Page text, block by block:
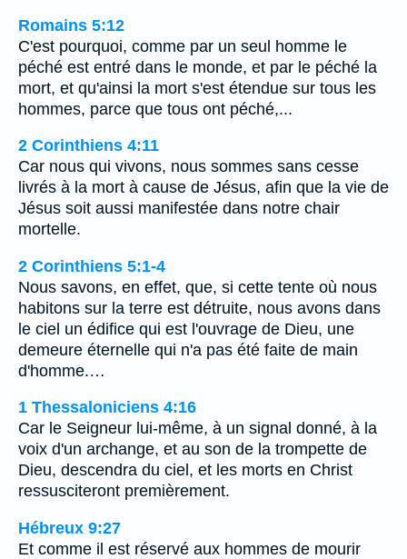
Romains 5:12
C'est pourquoi, comme par un seul homme le
péché est entré dans le monde, et par le péché la
mort, et qu'ainsi la mort s'est étendue sur tous les
hommes, parce que tous ont péché,...
2 Corinthiens 4:11
Car nous qui vivons, nous sommes sans cesse
livrés à la mort à cause de Jésus, afin que la vie de
Jésus soit aussi manifestée dans notre chair
mortelle.
2 Corinthiens 5:1-4
Nous savons, en effet, que, si cette tente où nous
habitons sur la terre est détruite, nous avons dans
le ciel un édifice qui est l'ouvrage de Dieu, une
demeure éternelle qui n'a pas été faite de main
d'homme.…
1 Thessaloniciens 4:16
Car le Seigneur lui-même, à un signal donné, à la
voix d'un archange, et au son de la trompette de
Dieu, descendra du ciel, et les morts en Christ
ressusciteront premièrement.
Hébreux 9:27
Et comme il est réservé aux hommes de mourir